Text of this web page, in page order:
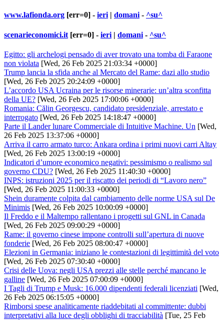
www.lafionda.org [err=0] - ieri | domani - ^su^
scenarieconomici.it [err=0] - ieri | domani - ^su^
Egitto: gli archelogi pensado di aver trovato una tomba di Faraone
non violata [Wed, 26 Feb 2025 21:03:34 +0000]
Trump lancia la sfida anche al Mercato del Rame: dazi allo studio
[Wed, 26 Feb 2025 20:24:09 +0000]
L’accordo USA Ucraina per le risorse minerarie: un’altra sconfitta
della UE? [Wed, 26 Feb 2025 17:00:06 +0000]
Romania: Călin Georgescu, candidato presidenziale, arrestato e
interrogato [Wed, 26 Feb 2025 14:18:47 +0000]
Parte il Lander lunare Commerciale di Intuitive Machine. Un [Wed,
26 Feb 2025 13:37:06 +0000]
Arriva il carro armato turco: Ankara ordina i primi nuovi carri Altay
[Wed, 26 Feb 2025 13:00:19 +0000]
Indicatori d’umore economico negativi: pessimismo o realismo sul
governo CDU? [Wed, 26 Feb 2025 11:40:30 +0000]
INPS: istruzioni 2025 per il riscatto dei periodi di “Lavoro nero”
[Wed, 26 Feb 2025 11:00:33 +0000]
Shein duramente colpita dal cambiamento delle norme USA sul De
Minimis [Wed, 26 Feb 2025 10:00:09 +0000]
Il Freddo e il Maltempo rallentano i progetti sul GNL in Canada
[Wed, 26 Feb 2025 09:00:29 +0000]
Rame: il governo cinese impone controlli sull’apertura di nuove
fonderie [Wed, 26 Feb 2025 08:00:47 +0000]
Elezioni in Germania: iniziano le contestazioni di legittimità del voto
[Wed, 26 Feb 2025 07:30:40 +0000]
Crisi delle Uova: negli USA prezzi alle stelle perché mancano le
galline [Wed, 26 Feb 2025 07:00:09 +0000]
I Tagli di Trump e Musk: 16.000 dipendenti federali licenziati [Wed,
26 Feb 2025 06:15:05 +0000]
Rimborsi spese analiticamente riaddebitati al committente: dubbi
interpretativi alla luce degli obblighi di tracciabilità [Tue, 25 Feb